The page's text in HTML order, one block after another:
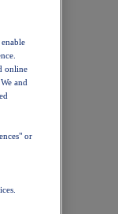
online
and
or